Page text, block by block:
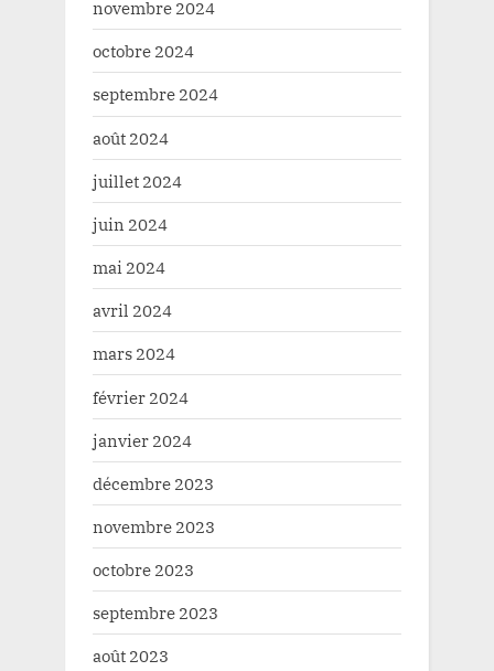
novembre 2024
octobre 2024
septembre 2024
août 2024
juillet 2024
juin 2024
mai 2024
avril 2024
mars 2024
février 2024
janvier 2024
décembre 2023
novembre 2023
octobre 2023
septembre 2023
août 2023